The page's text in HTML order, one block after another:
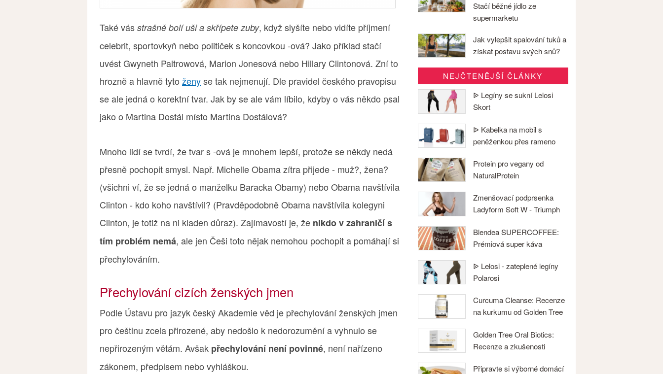
Také vás strašně bolí uši a skřípete zuby, když slyšíte nebo vidíte příjmení
celebrit, sportovkyň nebo političek s koncovkou -ová? Jako příklad stačí
uvést Gwyneth Paltrowová, Marion Jonesová nebo Hillary Clintonová. Zní to
hrozně a hlavně tyto ženyse tak nejmenují. Dle pravidel českého pravopisu
se ale jedná o korektní tvar. Jak by se ale vám líbilo, kdyby o vás někdo psal
jako o Martina Dostál místo Martina Dostálová?
Mnoho lidí se tvrdí, že tvar s -ová je mnohem lepší, protože se někdy nedá
přesně pochopit smysl. Např. Michelle Obama zítra přijede - muž?, žena?
(všichni ví, že se jedná o manželku Baracka Obamy) nebo Obama navštívila
Clinton - kdo koho navštívil? (Pravděpodobně Obama navštívila kolegyni
Clinton, je totiž na ni kladen důraz). Zajímavostí je, že nikdo v zahraničí s
tím problém nemá, ale jen Češi toto nějak nemohou pochopit a pomáhají si
přechylováním.
Přechylování cizích ženských jmen
Podle Ústavu pro jazyk český Akademie věd je přechylování ženských jmen
pro češtinu zcela přirozené, aby nedošlo k nedorozumění a vyhnulo se
nepřirozeným větám. Avšak přechylování není povinné, není nařízeno
zákonem, předpisem nebo vyhláškou.
Stačí běžné jídlo ze
supermarketu
Jak vylepšit spalování tuků a
získat postavu svých snů?
NEJČTENĚJŠÍ ČLÁNKY
ᐉ Legíny se sukní Lelosi
Skort
ᐉ Kabelka na mobil s
peněženkou přes rameno
Protein pro vegany od
NaturalProtein
Zmenšovací podprsenka
Ladyform Soft W - Triumph
Blendea SUPERCOFFEE:
Prémiová super káva
ᐉ Lelosi - zateplené legíny
Polarosi
Curcuma Cleanse: Recenze
na kurkumu od Golden Tree
Golden Tree Oral Biotics:
Recenze a zkušenosti
Připravte si výborné domácí